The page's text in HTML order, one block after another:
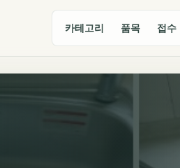
카테고리 품목 접수